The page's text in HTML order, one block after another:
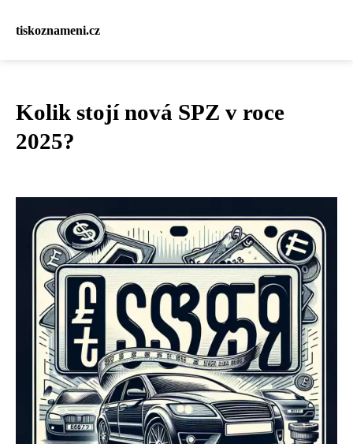
tiskoznameni.cz
Kolik stojí nová SPZ v roce
2025?